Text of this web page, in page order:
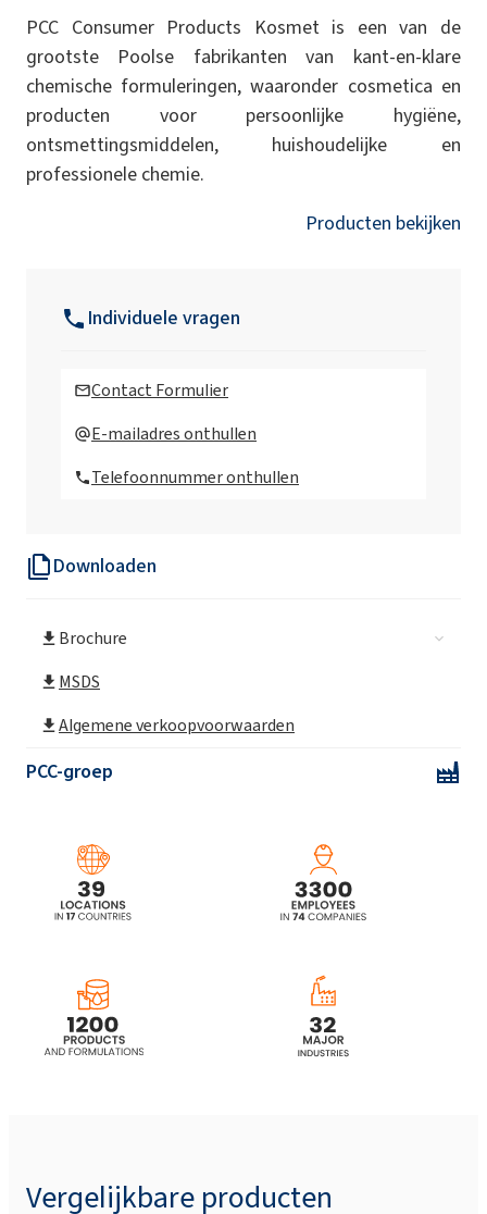
Downloaden
Brochure
MSDS
Algemene verkoopvoorwaarden
PCC-groep
PCC Consumer Products Kosmet is een van de
grootste Poolse fabrikanten van kant-en-klare
chemische formuleringen, waaronder cosmetica en
producten voor persoonlijke hygiëne,
ontsmettingsmiddelen, huishoudelijke en
professionele chemie.
Producten bekijken
Individuele vragen
Contact Formulier
E-mailadres onthullen
Telefoonnummer onthullen
Vergelijkbare producten